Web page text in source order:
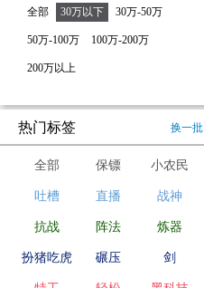
全部 30万以下 30万-50万
50万-100万 100万-200万
200万以上
热门标签 换一批
全部 保镖 小农民
吐槽 直播 战神
抗战 阵法 炼器
扮猪吃虎 碾压 剑